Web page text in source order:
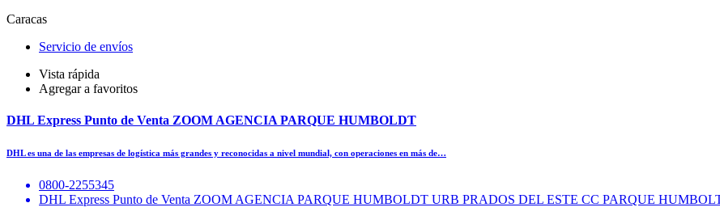
Caracas
Servicio de envíos
Vista rápida
Agregar a favoritos
DHL Express Punto de Venta ZOOM AGENCIA PARQUE HUMBOLDT
DHL es una de las empresas de logística más grandes y reconocidas a nivel mundial, con operaciones en más de…
0800-2255345
DHL Express Punto de Venta ZOOM AGENCIA PARQUE HUMBOLDT URB PRADOS DEL ESTE CC PARQUE